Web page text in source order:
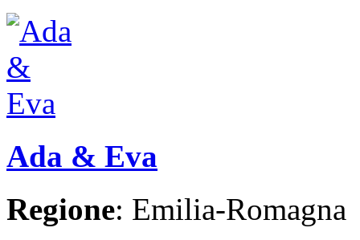
Ada & Eva
Regione: Emilia-Romagna